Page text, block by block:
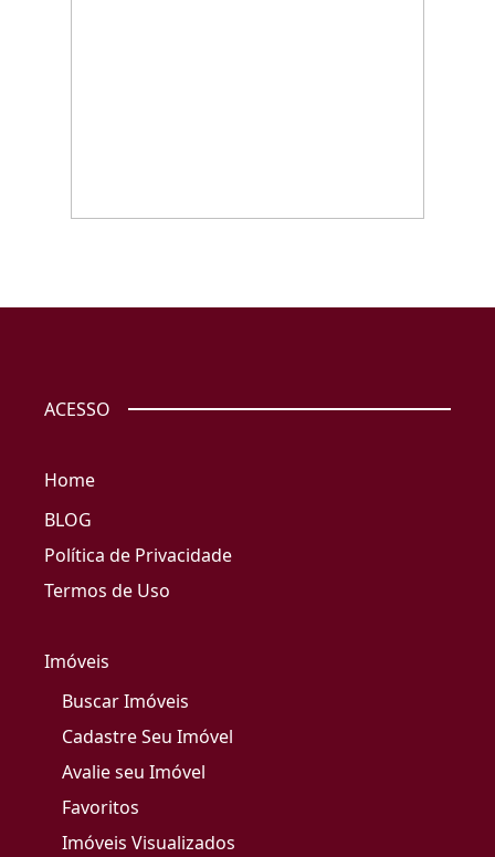
ACESSO
Home
BLOG
Política de Privacidade
Termos de Uso
Imóveis
Buscar Imóveis
Cadastre Seu Imóvel
Avalie seu Imóvel
Favoritos
Imóveis Visualizados